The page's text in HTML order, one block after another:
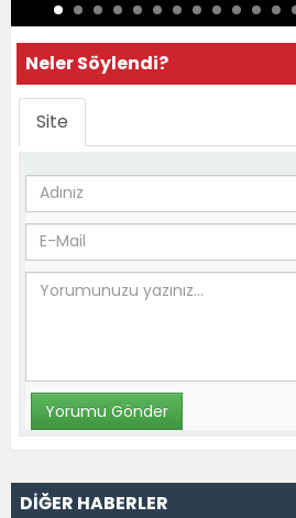
Neler Söylendi?
Site
DİĞER HABERLER